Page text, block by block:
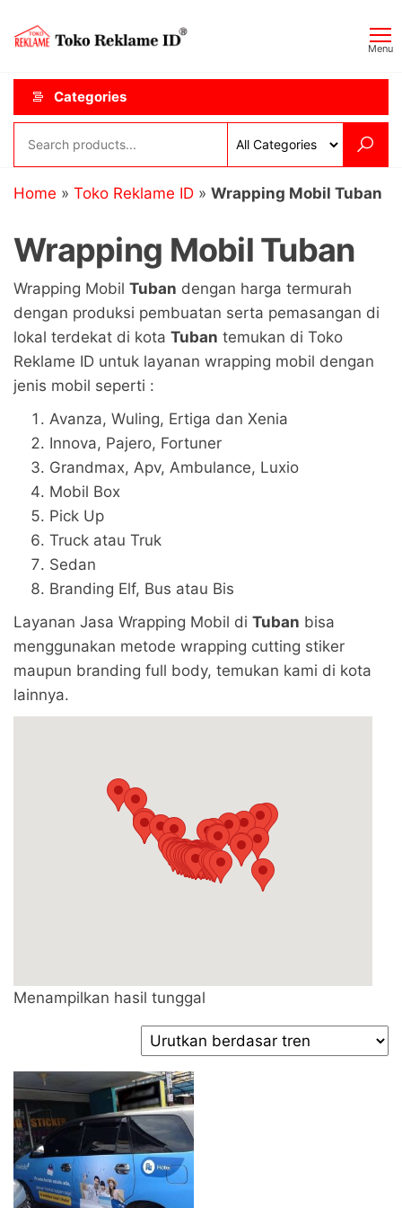
content
ID
Menu
Categories
Home » Toko Reklame ID » Wrapping Mobil Tuban
Wrapping Mobil Tuban
Wrapping Mobil Tuban dengan harga termurah
dengan produksi pembuatan serta pemasangan di
lokal terdekat di kota Tuban temukan di Toko
Reklame ID untuk layanan wrapping mobil dengan
jenis mobil seperti :
Avanza, Wuling, Ertiga dan Xenia
Innova, Pajero, Fortuner
Grandmax, Apv, Ambulance, Luxio
Mobil Box
Pick Up
Truck atau Truk
Sedan
Branding Elf, Bus atau Bis
Layanan Jasa Wrapping Mobil di Tuban bisa
menggunakan metode wrapping cutting stiker
maupun branding full body, temukan kami di kota
lainnya.
Menampilkan hasil tunggal